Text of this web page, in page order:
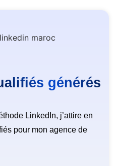
générés
LinkedIn, j’attire en
pour mon agence de